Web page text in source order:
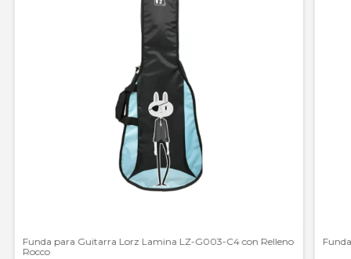
Funda para Guitarra Lorz Lamina LZ-G003-C4 con Relleno
Rocco